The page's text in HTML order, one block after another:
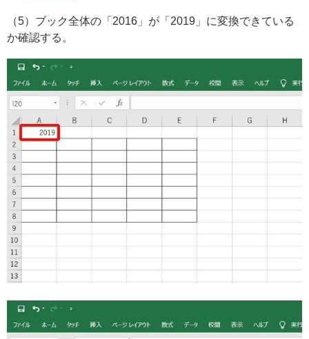
（5）ブック全体の「2016」が「2019」に変換できている
か確認する。